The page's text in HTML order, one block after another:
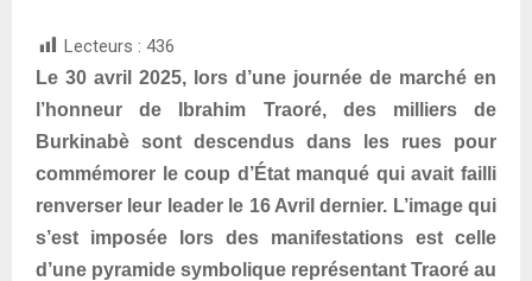
Lecteurs : 436
Le 30 avril 2025, lors d’une journée de marché en
l’honneur de Ibrahim Traoré, des milliers de
Burkinabè sont descendus dans les rues pour
commémorer le coup d’État manqué qui avait failli
renverser leur leader le 16 Avril dernier. L’image qui
s’est imposée lors des manifestations est celle
d’une pyramide symbolique représentant Traoré au